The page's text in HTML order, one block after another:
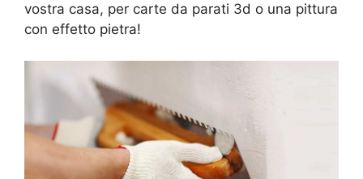
vostra casa, per carte da parati 3d o una pittura
con effetto pietra!